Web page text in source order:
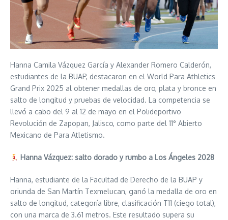
Hanna Camila Vázquez García y Alexander Romero Calderón,
estudiantes de la BUAP, destacaron en el World Para Athletics
Grand Prix 2025 al obtener medallas de oro, plata y bronce en
salto de longitud y pruebas de velocidad. La competencia se
llevó a cabo del 9 al 12 de mayo en el Polideportivo
Revolución de Zapopan, Jalisco, como parte del 11° Abierto
Mexicano de Para Atletismo.
Hanna Vázquez: salto dorado y rumbo a Los Ángeles 2028
Hanna, estudiante de la Facultad de Derecho de la BUAP y
oriunda de San Martín Texmelucan, ganó la medalla de oro en
salto de longitud, categoría libre, clasificación T11 (ciego total),
con una marca de 3.61 metros. Este resultado supera su